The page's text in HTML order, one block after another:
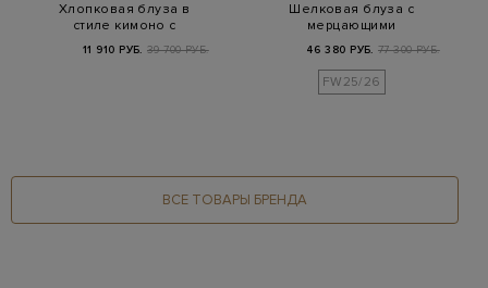
Хлопковая блуза в
стиле кимоно с
вышивкой на поясе
11 910 РУБ. 39 700 РУБ.
Шелковая блуза с
мерцающими
атласными вставками
46 380 РУБ. 77 300 РУБ.
FW25/26
ВСЕ ТОВАРЫ БРЕНДА